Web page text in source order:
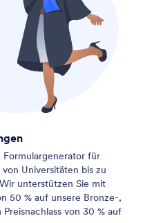
für
Universitäten bis zu
unterstützen Sie mit
50 % auf unsere Bronze-,
von 30 % auf